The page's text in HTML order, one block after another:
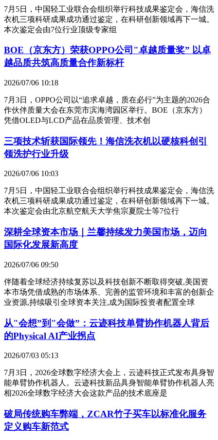
7月5日，中国轻工业联合会组织举行科技成果鉴定会，海信洗
衣机三项科研成果成功通过鉴定，在科研创新领域再下一城。
本次鉴定会由7位行业顶级专家组
BOE（京东方）荣获OPPO公司"卓越质量奖” 以卓
越品质共筑高质量合作新标杆
2026/07/06 10:18
7月3日，OPPO公司以“追求卓越，质在必行”为主题的2026合
作伙伴质量大会在东莞市滨海湾园区举行。BOE（京东方）
凭借OLED与LCD产品在品质管理、技术创
三项技术斩获国际领先！海信洗衣机以硬核科创引
领洗护行业升级
2026/07/06 10:03
7月5日，中国轻工业联合会组织举行科技成果鉴定会，海信洗
衣机三项科研成果成功通过鉴定，在科研创新领域再下一城。
本次鉴定会由北京航空航天大学焦宗夏院士等7位行
深耕全球资本市场｜兰馨持续发力美国市场，迈向
国际化发展新高度
2026/07/06 09:50
伴随着全球经济持续复苏以及科技创新不断取得突破,美国资
本市场凭借成熟的市场体系、完善的监管环境和丰富的创新企
业资源,持续吸引全球资本关注,成为国际投资者配置全球
从"会想”到"会做”：云迹科技单臂协作机器人背后
的Physical AI产业拐点
2026/07/03 05:13
7月3日，2026全球数字经济大会上，云迹科技正式发布具身智
能单臂协作机器人。云迹科技新品具身智能单臂协作机器人亮
相2026全球数字经济大会这款产品的技术底座是
破局传统购车弊端，ZCAR竹子买车以标准化服务
定义购车新范式